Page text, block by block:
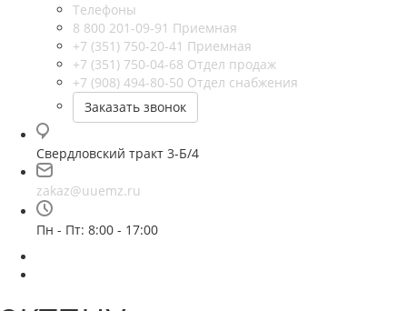
Телефоны
8 800 201-09-91 Приемная
+7 (351) 750-20-41 Приемная
+7 (351) 750-04-68 Отдел продаж
+7 (908) 494-80-50 Отдел снабжения
Заказать звонок
Свердловский тракт 3-Б/4
zakaz@uuemz.ru
Пн - Пт: 8:00 - 17:00